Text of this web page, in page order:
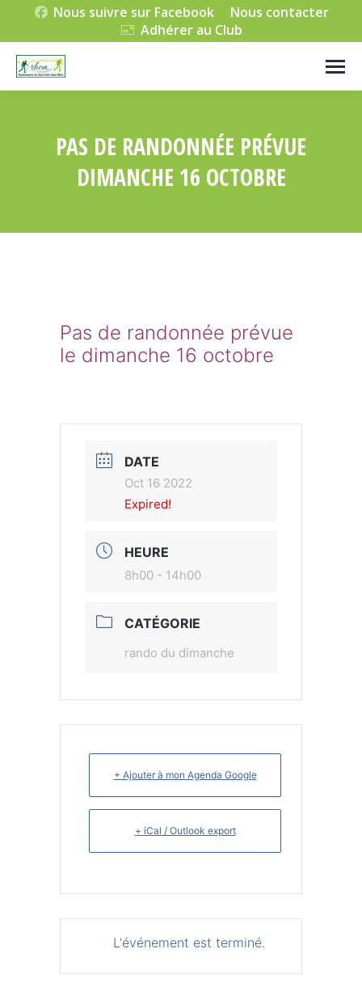
Nous suivre sur Facebook
Nous contacter
Adhérer au Club
PAS DE RANDONNÉE PRÉVUE
DIMANCHE 16 OCTOBRE
Pas de randonnée prévue
le dimanche 16 octobre
DATE
Oct 16 2022
Expired!
HEURE
8h00 - 14h00
CATÉGORIE
rando du dimanche
+ Ajouter à mon Agenda Google
+ iCal / Outlook export
L'événement est terminé.